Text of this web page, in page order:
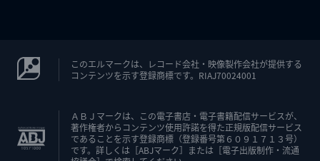
このエルマークは、レコード会社・映像製作会社が提供する
コンテンツを示す登録商標です。RIAJ70024001
ＡＢＪマークは、この電子書店・電子書籍配信サービスが、
著作権者からコンテンツ使用許諾を得た正規版配信サービス
であることを示す登録商標（登録番号第６０９１７１３号）
です。詳しくは［ABJマーク］または［電子出版制作・流通